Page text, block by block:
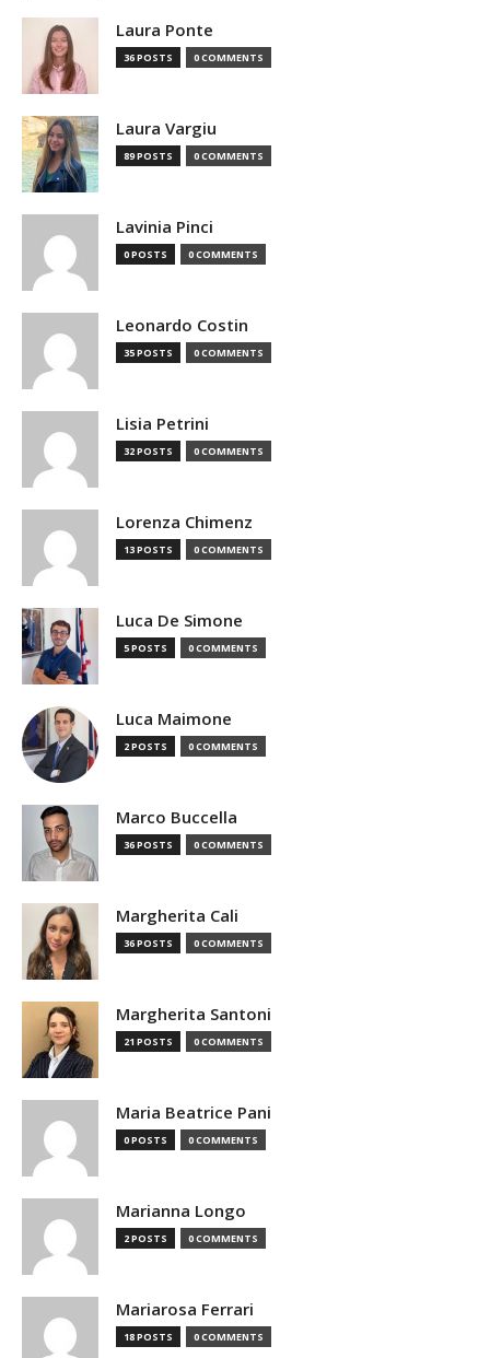
Laura Ponte
36 POSTS 0 COMMENTS
Laura Vargiu
89 POSTS 0 COMMENTS
Lavinia Pinci
0 POSTS 0 COMMENTS
Leonardo Costin
35 POSTS 0 COMMENTS
Lisia Petrini
32 POSTS 0 COMMENTS
Lorenza Chimenz
13 POSTS 0 COMMENTS
Luca De Simone
5 POSTS 0 COMMENTS
Luca Maimone
2 POSTS 0 COMMENTS
Marco Buccella
36 POSTS 0 COMMENTS
Margherita Cali
36 POSTS 0 COMMENTS
Margherita Santoni
21 POSTS 0 COMMENTS
Maria Beatrice Pani
0 POSTS 0 COMMENTS
Marianna Longo
2 POSTS 0 COMMENTS
Mariarosa Ferrari
18 POSTS 0 COMMENTS